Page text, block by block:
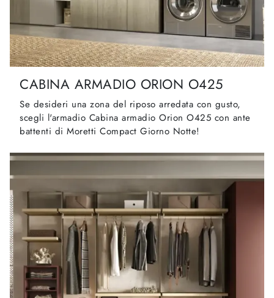
CABINA ARMADIO ORION O425
Se desideri una zona del riposo arredata con gusto,
scegli l'armadio Cabina armadio Orion O425 con ante
battenti di Moretti Compact Giorno Notte!